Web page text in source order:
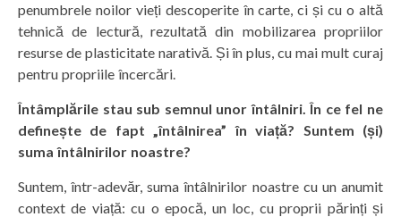
penumbrele noilor vieți descoperite în carte, ci și cu o altă
tehnică de lectură, rezultată din mobilizarea propriilor
resurse de plasticitate narativă. Și în plus, cu mai mult curaj
pentru propriile încercări.
Întâmplările stau sub semnul unor întâlniri. În ce fel ne
definește de fapt „întâlnirea” în viață? Suntem (și)
suma întâlnirilor noastre?
Suntem, într-adevăr, suma întâlnirilor noastre cu un anumit
context de viață: cu o epocă, un loc, cu proprii părinți și